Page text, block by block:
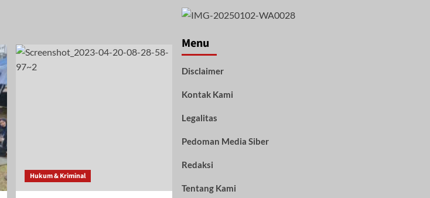
Hukum & Kriminal
Menu
Disclaimer
Kontak Kami
Legalitas
Pedoman Media Siber
Redaksi
Tentang Kami